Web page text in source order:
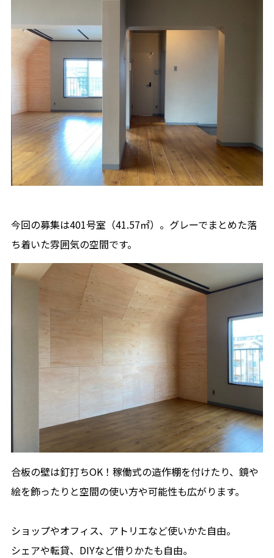
今回の募集は401号室 （41.57㎡）。 グレーでまとめた落
ち着いた雰囲気の空間です。
合板の壁は釘打ちOK！稼働式の造作棚を付けたり、鏡や
絵を飾ったりと空間の使い方や可能性も広がります。
ショップやオフィス、アトリエなど使いかた自由。
シェアや転貸、DIYなど借りかたも自由。